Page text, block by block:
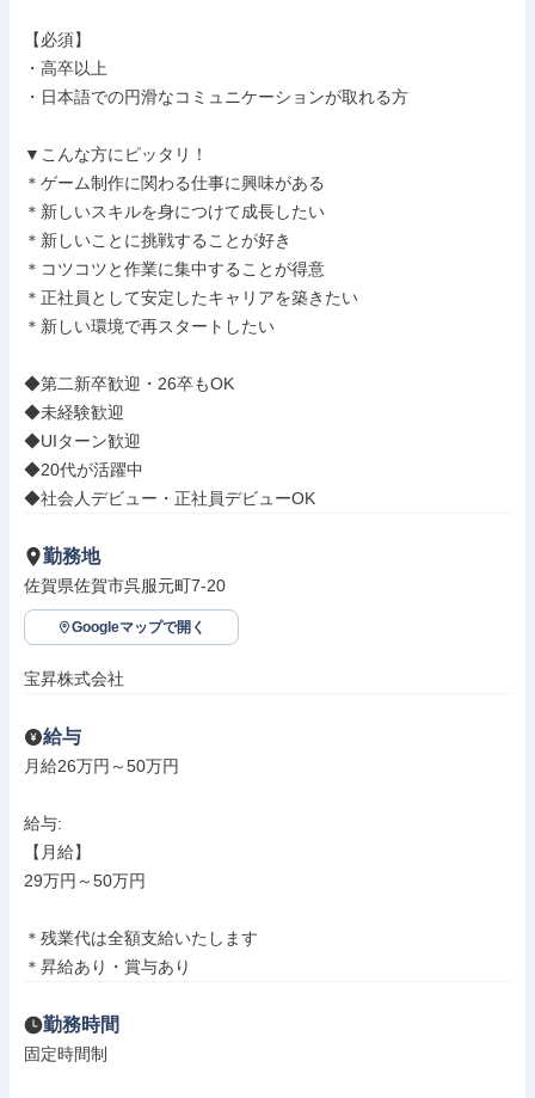
【必須】
・高卒以上
・日本語での円滑なコミュニケーションが取れる方
▼こんな方にピッタリ！
＊ゲーム制作に関わる仕事に興味がある
＊新しいスキルを身につけて成長したい
＊新しいことに挑戦することが好き
＊コツコツと作業に集中することが得意
＊正社員として安定したキャリアを築きたい
＊新しい環境で再スタートしたい
◆第二新卒歓迎・26卒もOK
◆未経験歓迎
◆UIターン歓迎
◆20代が活躍中
◆社会人デビュー・正社員デビューOK
勤務地
佐賀県佐賀市呉服元町7-20
Googleマップで開く
宝昇株式会社
給与
月給26万円～50万円
給与:
【月給】
29万円～50万円
＊残業代は全額支給いたします
＊昇給あり・賞与あり
勤務時間
固定時間制